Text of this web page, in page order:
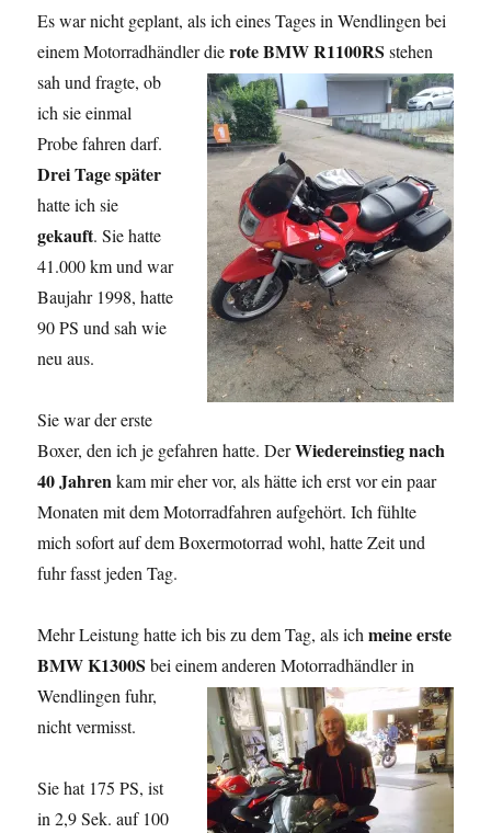
Es war nicht geplant, als ich eines Tages in Wendlingen bei
einem Motorradhändler dierote BMW R1100RSstehen
sahund fragte, ob
ich sie einmal
Probe fahren darf.
Drei Tage später
hatte ich sie
gekauft. Sie hatte
41.000 km und war
Baujahr 1998, hatte
90 PS und sah wie
neu aus.
Sie war der erste
Boxer, den ich je gefahren hatte. DerWiedereinstieg nach
40 Jahrenkam mir eher vor, als hätte ich erst vor ein paar
Monaten mit dem Motorradfahren aufgehört. Ich fühlte
mich sofort auf dem Boxermotorrad wohl, hatte Zeit und
fuhr fasst jeden Tag.
Mehr Leistung hatte ich bis zu dem Tag, als ichmeine erste
BMW K1300S bei einem anderen Motorradhändler in
Wendlingen fuhr,
nicht vermisst.
Sie hat 175 PS, ist
in 2,9 Sek. auf 100